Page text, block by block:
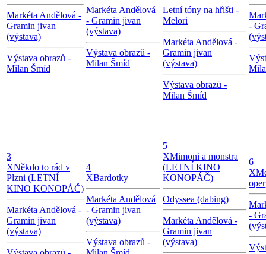
Markéta Andělová -
Gramin jivan
(výstava)
Výstava obrazů -
Milan Šmíd
Markéta Andělová
- Gramin jivan
(výstava)
Výstava obrazů -
Milan Šmíd
Letní tóny na hřišti -
Melori
Markéta Andělová -
Gramin jivan
(výstava)
Výstava obrazů -
Milan Šmíd
-
3
XNěkdo to rád v
Plzni (LETNÍ
KINO KONOPÁČ)
Markéta Andělová -
Gramin jivan
(výstava)
4
XBardotky
Markéta Andělová
- Gramin jivan
(výstava)
Výstava obrazů -
5
XMimoni a monstra
(LETNÍ KINO
KONOPÁČ)
Odyssea (dabing)
Markéta Andělová -
Gramin jivan
(výstava)
6
X
-